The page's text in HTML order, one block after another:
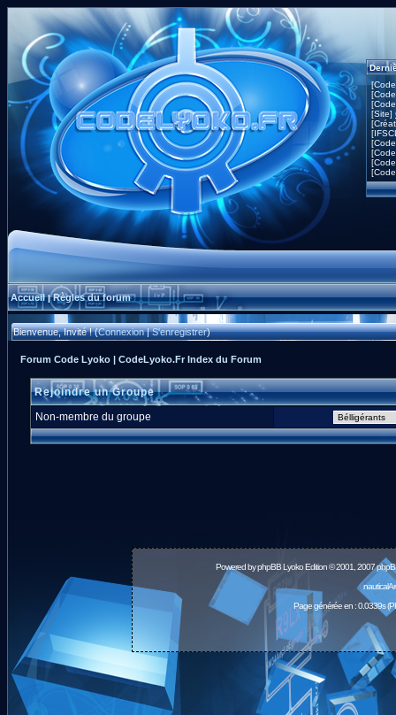
[Site]
Accueil|Règles du forum
Bienvenue, Invité ! (Connexion|S'enregistrer)
Forum Code Lyoko | CodeLyoko.Fr Index du Forum
Rejoindre un Groupe
Non-membre du groupe
Powered byphpBBLyoko Edition © 2001, 2007
Page générée en : 0.0339s